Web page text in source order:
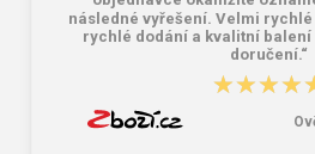
následné vyřešení. Velmi
rychlé dodání a kvalitní
doručení.“